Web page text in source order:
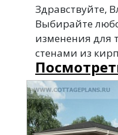
Здравствуйте,
Выбирайте
изменения для
стенами из